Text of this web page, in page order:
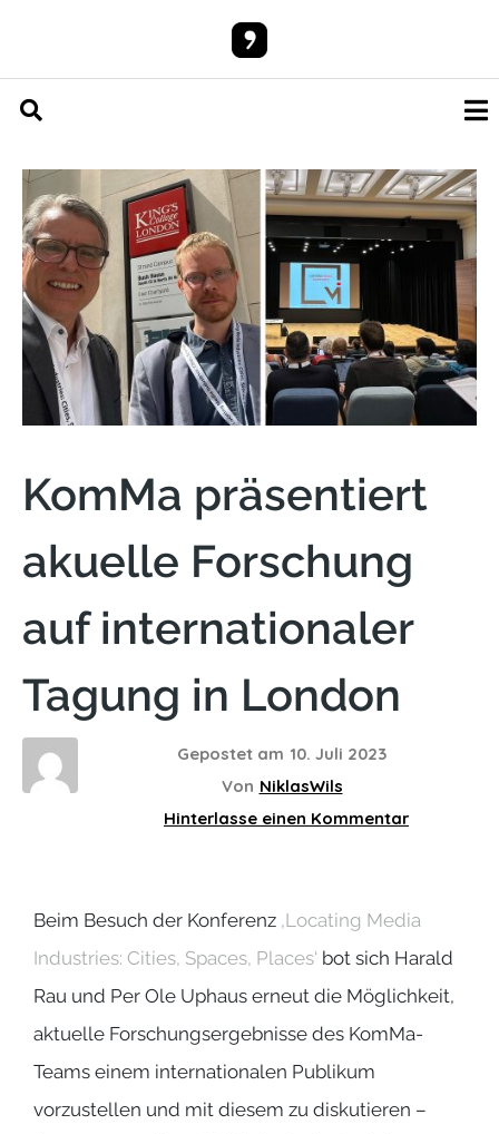
Gepostet am 10. Juli 2023
Von NiklasWils
Hinterlasse einen Kommentar
KomMa präsentiert
akuelle Forschung
auf internationaler
Tagung in London
Beim Besuch der Konferenz ‚Locating Media
Industries: Cities, Spaces, Places‘ bot sich Harald
Rau und Per Ole Uphaus erneut die Möglichkeit,
aktuelle Forschungsergebnisse des KomMa-
Teams einem internationalen Publikum
vorzustellen und mit diesem zu diskutieren –